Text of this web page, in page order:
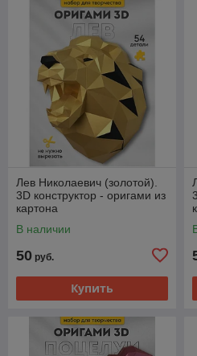
Лев Николаевич (золотой).
3D конструктор - оригами из
картона
В наличии
50 руб.
Купить